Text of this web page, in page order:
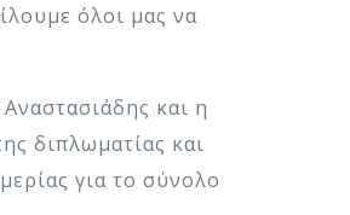
όλοι μας να
και η
διπλωματίας και
για το σύνολο